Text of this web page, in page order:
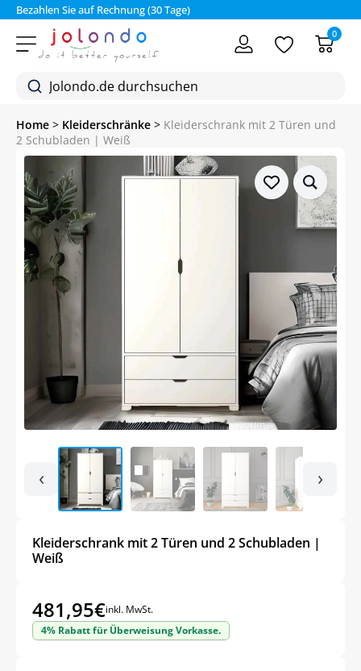
Bezahlen Sie auf Rechnung (30 Tage)
0
Home > Kleiderschränke > Kleiderschrank mit 2 Türen und
2 Schubladen | Weiß
‹ ›
Kleiderschrank mit 2 Türen und 2 Schubladen |
Weiß
481,95€inkl. MwSt.
4% Rabatt für Überweisung Vorkasse.